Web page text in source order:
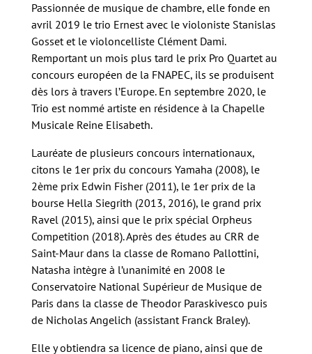
Passionnée de musique de chambre, elle fonde en
avril 2019 le trio Ernest avec le violoniste Stanislas
Gosset et le violoncelliste Clément Dami.
Remportant un mois plus tard le prix Pro Quartet au
concours européen de la FNAPEC, ils se produisent
dès lors à travers l’Europe. En septembre 2020, le
Trio est nommé artiste en résidence à la Chapelle
Musicale Reine Elisabeth.
Lauréate de plusieurs concours internationaux,
citons le 1er prix du concours Yamaha (2008), le
2ème prix Edwin Fisher (2011), le 1er prix de la
bourse Hella Siegrith (2013, 2016), le grand prix
Ravel (2015), ainsi que le prix spécial Orpheus
Competition (2018). Après des études au CRR de
Saint-Maur dans la classe de Romano Pallottini,
Natasha intègre à l’unanimité en 2008 le
Conservatoire National Supérieur de Musique de
Paris dans la classe de Theodor Paraskivesco puis
de Nicholas Angelich (assistant Franck Braley).
Elle y obtiendra sa licence de piano, ainsi que de